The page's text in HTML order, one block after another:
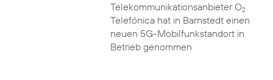
Telekommunikationsanbieter O2
Telefónica hat in Barnstedt einen
neuen 5G-Mobilfunkstandort in
Betrieb genommen